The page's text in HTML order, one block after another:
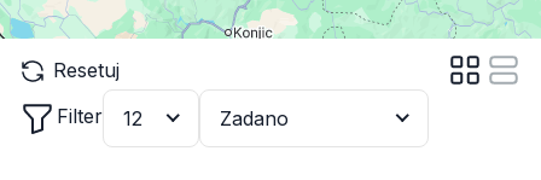
Resetuj
Filter
12 Zadano